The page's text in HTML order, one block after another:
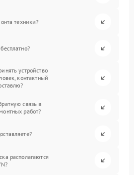
техники?
устройство
контактный
связь в
работ?
располагаются